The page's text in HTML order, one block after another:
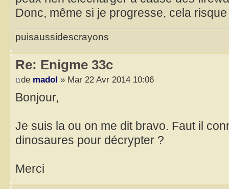
Donc, même si je progresse, cela
puisaussidescrayons
Re: Enigme 33c
de madol » Mar 22 Avr 2014 10:06
Bonjour,
Je suis la ou on me dit bravo. Faut il
dinosaures pour décrypter ?
Merci